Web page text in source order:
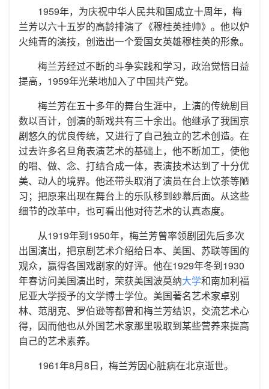
1959年，为庆祝中华人民共和国成立十周年，梅
兰芳以六十五岁的高龄排演了《穆桂英挂帅》。他以炉
火纯青的演技，创造出一个爱国女英雄穆桂英的形象。
梅兰芳经过不断的斗争实践和学习，政治觉悟日益
提高，1959年光荣地加入了中国共产党。
梅兰芳在五十多年的舞台生涯中，上演的传统剧目
数以百计，创演的新戏共有三十余出。他继承了我国京
剧悠久的优良传统，又进行了自己独立的艺术创造。在
过去许多名旦角表演艺术的基础上，他不断加工，使他
的唱、做、念、打结合成一体，表演技术达到了十分优
美、动人的境界。他还带头取消了演员在台上饮茶等陋
习；把原来出现在舞台上的乐队移到纱幕后面。从这些
细节的改革中，也可看出他对待艺术的认真态度。
从1919年到1950年，梅兰芳曾率领剧团先后多次
出国演出，把京剧艺术介绍给日本、美国、苏联等国的
观众，赢得各国戏剧家的好评。他在1929年冬到1930
年春访问美国演出时，荣获美国波莫纳大学和南加利福
尼亚大学授予的文学博士学位。美国著名艺术家卓别
林、范朋克、罗伯逊等都曾和梅兰芳结识，交流艺术心
得，因而他也从外国艺术家那里吸取到某些营养来提高
自己的艺术素养。
1961年8月8日，梅兰芳因心脏病在北京逝世。